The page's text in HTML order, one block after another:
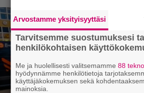
Arvostamme yksityisyyttäsi
Tarvitsemme suostumuksesi
henkilökohtaisen
Me ja huolellisesti valitsemamme88
hyödynnämme henkilötietoja
käyttäjäkokemuksen sekä
mainoksia.